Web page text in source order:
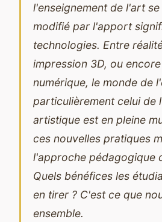
l'enseignement de l'art
modifié par l'apport
technologies. Entre
impression 3D, ou
numérique, le monde de
particulièrement celui de
artistique est en pleine
ces nouvelles pratiques
l'approche pédagogique
Quels bénéfices les
en tirer ? C'est ce que
ensemble.